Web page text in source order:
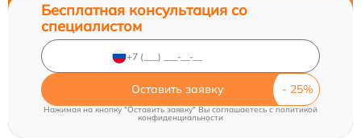
Бесплатная консультация со
специалистом
Оставить заявку
Нажимая на кнопку "Оставить заявку" Вы соглашаетесь cполитикой
конфиденциальности